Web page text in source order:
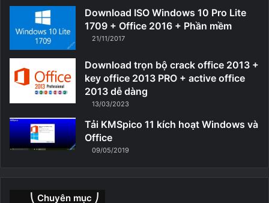
Download ISO Windows 10 Pro Lite
1709 + Office 2016 + Phần mềm
21/11/2017
Download trọn bộ crack office 2013 +
key office 2013 PRO + active office
2013 dễ dàng
13/03/2023
Tải KMSpico 11 kích hoạt Windows và
Office
09/05/2019
⎝ Chuyên mục ⎠